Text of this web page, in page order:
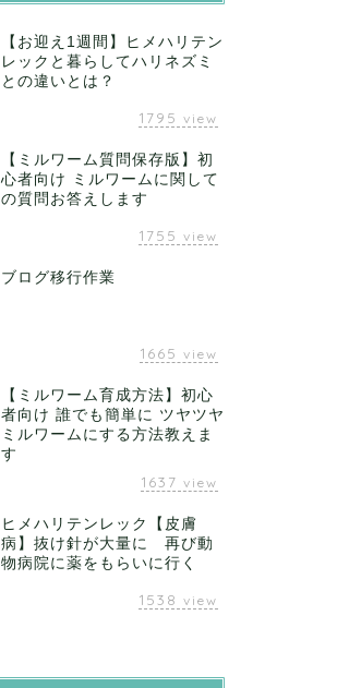
【お迎え1週間】ヒメハリテン
レックと暮らしてハリネズミ
との違いとは？
1795 view
【ミルワーム質問保存版】初
心者向け ミルワームに関して
の質問お答えします
1755 view
ブログ移行作業
1665 view
【ミルワーム育成方法】初心
者向け 誰でも簡単に ツヤツヤ
ミルワームにする方法教えま
す
1637 view
ヒメハリテンレック【皮膚
病】抜け針が大量に 再び動
物病院に薬をもらいに行く
1538 view